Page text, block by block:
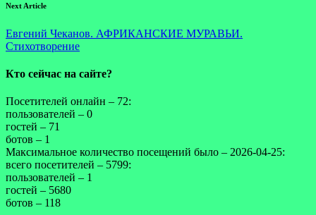
Next Article
Евгений Чеканов. АФРИКАНСКИЕ МУРАВЬИ.
Стихотворение
Кто сейчас на сайте?
Посетителей онлайн – 72:
пользователей – 0
гостей – 71
ботов – 1
Максимальное количество посещений было – 2026-04-25:
всего посетителей – 5799:
пользователей – 1
гостей – 5680
ботов – 118